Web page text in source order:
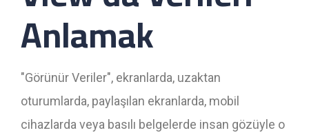
Anlamak
"Görünür Veriler", ekranlarda, uzaktan
oturumlarda, paylaşılan ekranlarda, mobil
cihazlarda veya basılı belgelerde insan gözüyle o